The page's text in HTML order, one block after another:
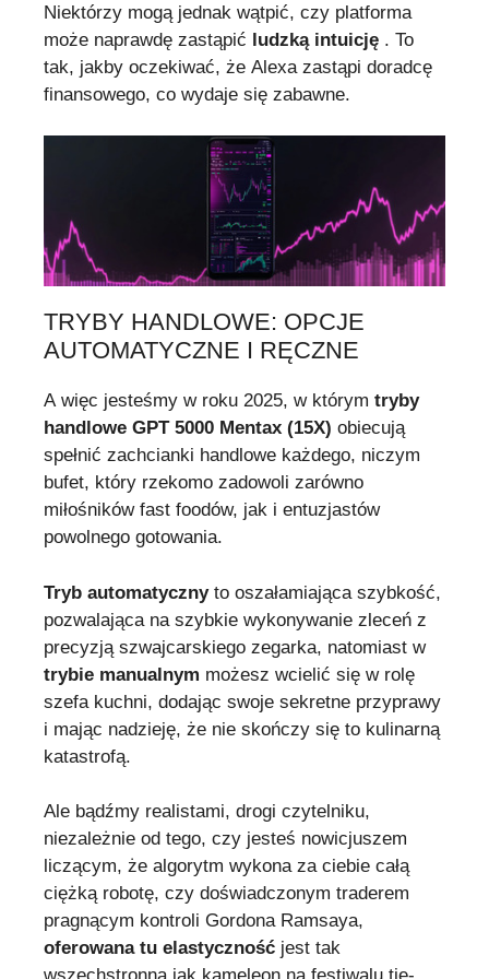
Niektórzy mogą jednak wątpić, czy platforma
może naprawdę zastąpić ludzką intuicję . To
tak, jakby oczekiwać, że Alexa zastąpi doradcę
finansowego, co wydaje się zabawne.
TRYBY HANDLOWE: OPCJE
AUTOMATYCZNE I RĘCZNE
A więc jesteśmy w roku 2025, w którym tryby
handlowe GPT 5000 Mentax (15X) obiecują
spełnić zachcianki handlowe każdego, niczym
bufet, który rzekomo zadowoli zarówno
miłośników fast foodów, jak i entuzjastów
powolnego gotowania.
Tryb automatycznyto oszałamiająca szybkość,
pozwalająca na szybkie wykonywanie zleceń z
precyzją szwajcarskiego zegarka, natomiast w
trybie manualnym możesz wcielić się w rolę
szefa kuchni, dodając swoje sekretne przyprawy
i mając nadzieję, że nie skończy się to kulinarną
katastrofą.
Ale bądźmy realistami, drogi czytelniku,
niezależnie od tego, czy jesteś nowicjuszem
liczącym, że algorytm wykona za ciebie całą
ciężką robotę, czy doświadczonym traderem
pragnącym kontroli Gordona Ramsaya,
oferowana tu elastyczność jest tak